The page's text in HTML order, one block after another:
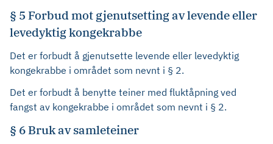
§ 5 Forbud mot gjenutsetting av levende eller
levedyktig kongekrabbe
Det er forbudt å gjenutsette levende eller levedyktig
kongekrabbe i området som nevnt i § 2.
Det er forbudt å benytte teiner med fluktåpning ved
fangst av kongekrabbe i området som nevnt i § 2.
§ 6 Bruk av samleteiner